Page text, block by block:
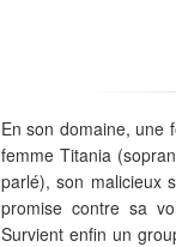
En son domaine, une
femme Titania
parlé), son malicieux
promise contre sa
Survient enfin un